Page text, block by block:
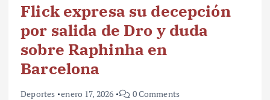
Flick expresa su decepción
por salida de Dro y duda
sobre Raphinha en
Barcelona
Deportes enero 17, 2026 0 Comments